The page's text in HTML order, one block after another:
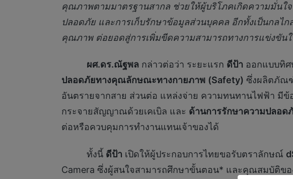
คุณภาพตามมาตรฐานสากล ช่วยให้ผู้บริโภคเกิดความมั่นใ
ปลอดภัย และการเก็บรักษาข้อมูลส่วนบุคคล อีกทั้งเป็นกลไ
คุณภาพ ต่อยอดสู่การเพิ่มขีดความสามารถทางการแข่งขัน
ผศ.ดร.ณัฐพล กล่าวต่อว่า ระยะแรก ดีป้า ออกแบบทิ
ปลอดภัยทางคุณลักษณะทางกายภาพ (Safety) ซึ่งผลิตภัณ
อันตรายจากสาย ส่วนต่อ แหล่งจ่าย ความทนทานไฟฟ้า มี
กระจายสัญญาณด้วยเคเบิล และ ด้านการรักษาความปลอ
ต่อหรือควบคุมการทำงานแทนเจ้าของได้
ทั้งนี้ ดีป้า เปิดให้ผู้ประกอบการไทยขอรับตราลักษณ์
Camera ซึ่งผู้สนใจสามารถศึกษาขั้นตอน* และคุณสมบัติข